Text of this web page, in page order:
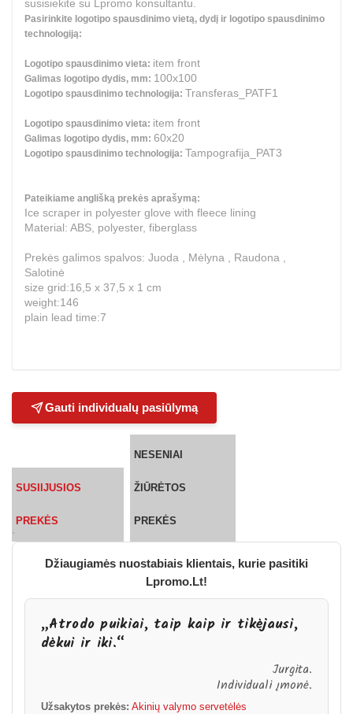
susisiekite su Lpromo konsultantu.
Pasirinkite logotipo spausdinimo vietą, dydį ir logotipo spausdinimo
technologiją:
Logotipo spausdinimo vieta: item front
Galimas logotipo dydis, mm: 100x100
Logotipo spausdinimo technologija: Transferas_PATF1
Logotipo spausdinimo vieta: item front
Galimas logotipo dydis, mm: 60x20
Logotipo spausdinimo technologija: Tampografija_PAT3
Pateikiame anglišką prekės aprašymą:
Ice scraper in polyester glove with fleece lining
Material: ABS, polyester, fiberglass
Prekės galimos spalvos: Juoda , Mėlyna , Raudona ,
Salotinė
size grid:16,5 x 37,5 x 1 cm
weight:146
plain lead time:7
Gauti individualų pasiūlymą
SUSIIJUSIOS
PREKĖS
NESENIAI
ŽIŪRĖTOS
PREKĖS
`
Džiaugiamės nuostabiais klientais, kurie pasitiki
Lpromo.Lt!
„Atrodo puikiai, taip kaip ir tikėjausi,
dėkui ir iki.“
Jurgita.
Individuali įmonė.
Užsakytos prekės: Akinių valymo servetėlės